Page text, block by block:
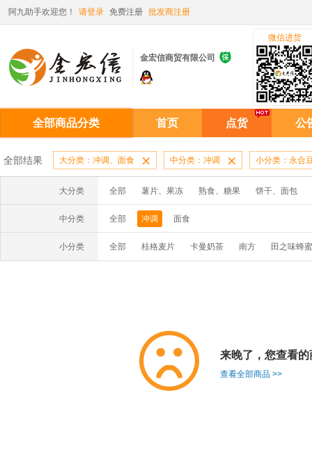
阿九助手欢迎您！ 请登录 免费注册 批发商注册
金宏信商贸有限公司 
微信进货
全部商品分类 首页 点货 公
全部结果 大分类：冲调、面食  中分类：冲调  小分类：永合
大分类 全部 薯片、果冻 熟食、糖果 饼干、面包
中分类 全部 冲调 面食
小分类 全部 桂格麦片 卡曼奶茶 南方 田之味蜂蜜
来晚了，您查看
查看全部商品 >>